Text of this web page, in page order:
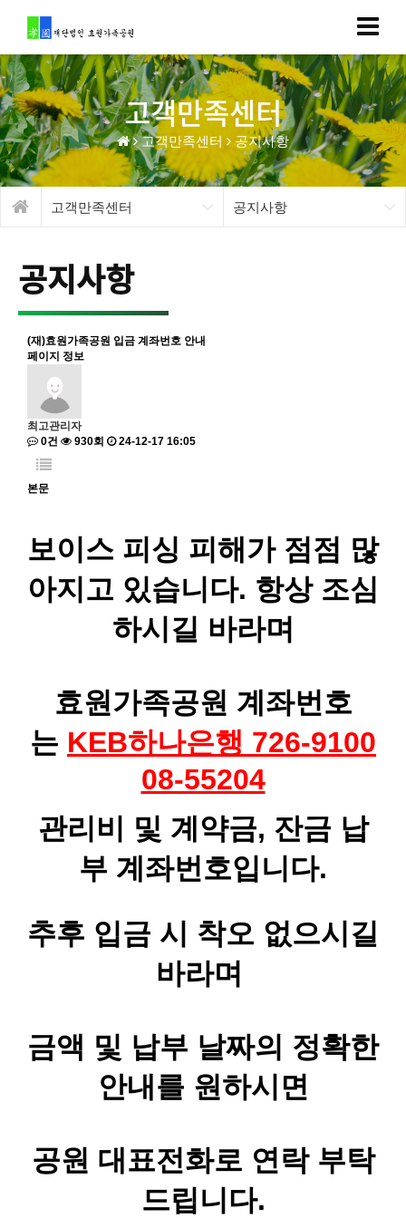
고객만족센터
고객만족센터 공지사항
고객만족센터 공지사항
공지사항
(재)효원가족공원 입금 계좌번호 안내
페이지 정보
최고관리자
0건
930회 24-12-17 16:05
본문
보이스 피싱 피해가 점점 많
아지고 있습니다. 항상 조심
하시길 바라며
효원가족공원 계좌번호
는 KEB하나은행 726-9100
08-55204
관리비 및 계약금, 잔금 납
부 계좌번호입니다.
추후 입금 시 착오 없으시길
바라며
금액 및 납부 날짜의 정확한
안내를 원하시면
공원 대표전화로 연락 부탁
드립니다.